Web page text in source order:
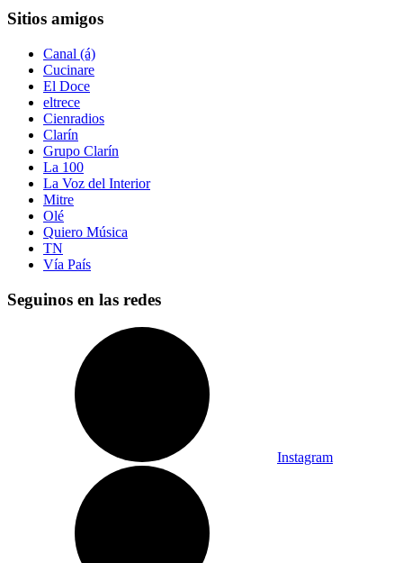
Sitios amigos
Canal (á)
Cucinare
El Doce
eltrece
Cienradios
Clarín
Grupo Clarín
La 100
La Voz del Interior
Mitre
Olé
Quiero Música
TN
Vía País
Seguinos en las redes
Instagram